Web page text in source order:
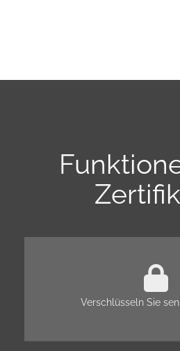
Verschlüsseln Sie